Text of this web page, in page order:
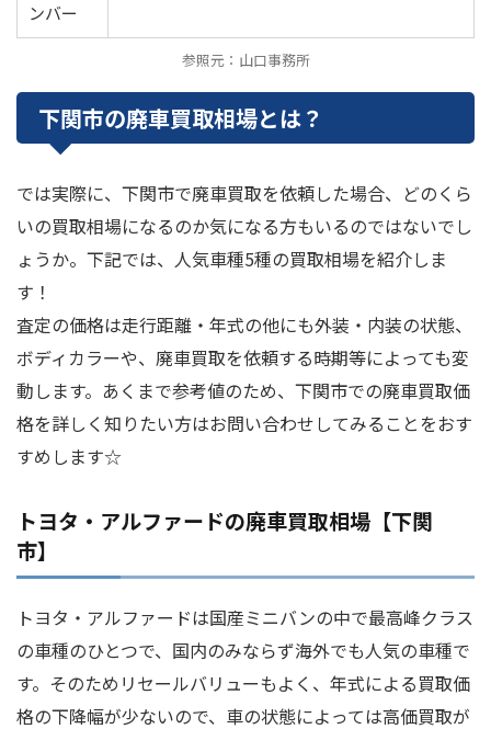
ンバー
参照元：山口事務所
下関市の廃車買取相場とは？
では実際に、下関市で廃車買取を依頼した場合、どのくら
いの買取相場になるのか気になる方もいるのではないでし
ょうか。下記では、人気車種5種の買取相場を紹介しま
す！
査定の価格は走行距離・年式の他にも外装・内装の状態、
ボディカラーや、廃車買取を依頼する時期等によっても変
動します。あくまで参考値のため、下関市での廃車買取価
格を詳しく知りたい方はお問い合わせしてみることをおす
すめします☆
トヨタ・アルファードの廃車買取相場【下関
市】
トヨタ・アルファードは国産ミニバンの中で最高峰クラス
の車種のひとつで、国内のみならず海外でも人気の車種で
す。そのためリセールバリューもよく、年式による買取価
格の下降幅が少ないので、車の状態によっては高価買取が